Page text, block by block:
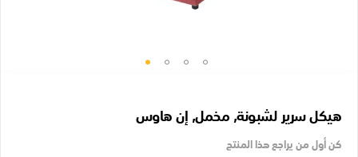
بداية
معرض
هيكل سرير لشبونة, مخمل, إن هاوس
كن أول من يراجع هذا المنتج